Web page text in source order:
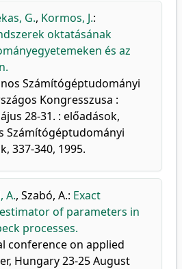
G., Kormos, J.:
oktatásának
és az
Számítógéptudományi
Kongresszusa :
28-31. : előadások,
Számítógéptudományi
337-340, 1995.
A., Szabó, A.: Exact
of parameters in
processes.
conference on applied
Hungary 23-25 August